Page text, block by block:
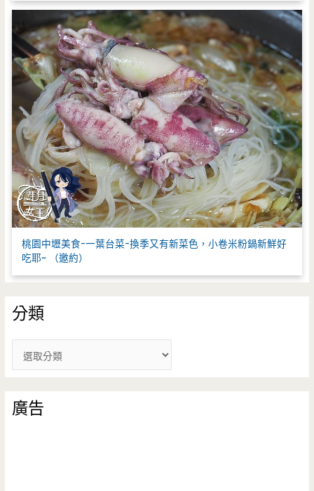
桃園中壢美食-一葉台菜-換季又有新菜色，小卷米粉鍋新鮮好
吃耶~ （邀約）
分類
類
廣告